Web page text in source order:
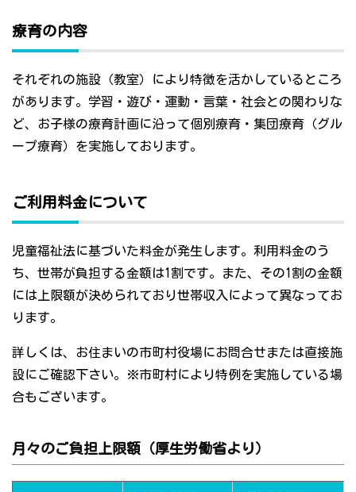
療育の内容
それぞれの施設（教室）により特徴を活かしているところ
があります。学習・遊び・運動・言葉・社会との関わりな
ど、お子様の療育計画に沿って個別療育・集団療育（グル
ープ療育）を実施しております。
ご利用料金について
児童福祉法に基づいた料金が発生します。利用料金のう
ち、世帯が負担する金額は1割です。また、その1割の金額
には上限額が決められており世帯収入によって異なってお
ります。
詳しくは、お住まいの市町村役場にお問合せまたは直接施
設にご確認下さい。※市町村により特例を実施している場
合もございます。
月々のご負担上限額（厚生労働省より）